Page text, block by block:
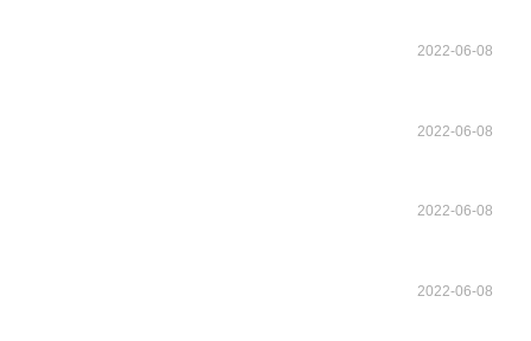
2022-06-08
2022-06-08
2022-06-08
2022-06-08